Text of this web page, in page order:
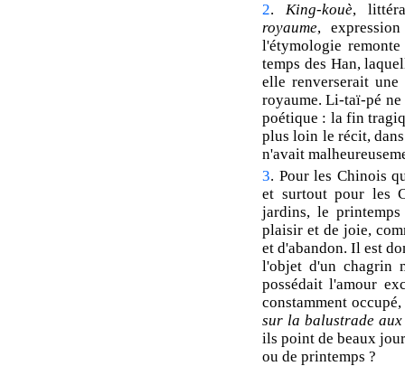
2. King-kouè,
royaume,
l'étymologie
temps des Han,
elle renverserait
royaume. Li-taï-pé
poétique : la fin
plus loin le récit,
n'avait
3. Pour les Chinois
et surtout pour les
jardins, le
plaisir et de joie,
et d'abandon. Il est
l'objet d'un chagrin
possédait l'amour
constamment
sur la balustrade aux
ils point de beaux
ou de printemps ?